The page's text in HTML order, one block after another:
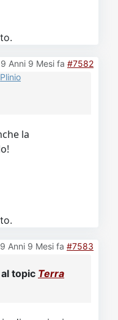
9 Anni 9 Mesi fa #7582
Plinio
la
9 Anni 9 Mesi fa #7583
al topic Terra